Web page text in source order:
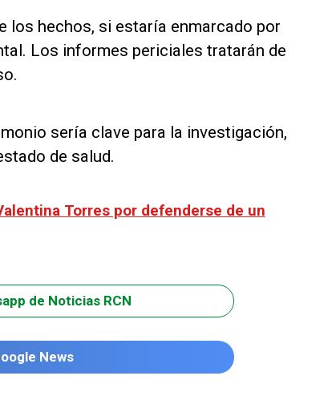
los hechos, si estaría enmarcado por
Los informes periciales tratarán de
sería clave para la investigación,
de salud.
Torres por defenderse de un
de Noticias RCN
News